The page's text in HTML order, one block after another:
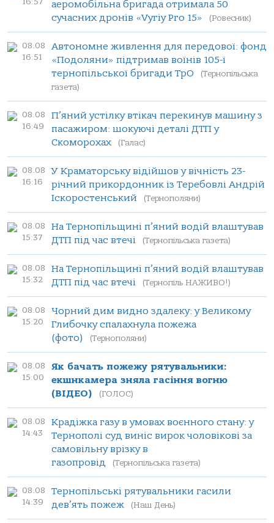
аеромобільна бригада отримала 50
сучасних дронів «Vyriy Pro 15»
(Ровесник)
08.08
16:51
Автономне живлення для передової: фонд
«Подоляни» підтримав воїнів 105-ї
тернопільської бригади ТрО
(Тернопільська
газета)
08.08
16:49
П’яний устілку втікач перекинув машину з
пасажиром: шокуючі деталі ДТП у
Скоморохах
(Галас)
08.08
16:16
У Краматорську відійшов у вічність 23-
річний прикордонник із Теребовлі Андрій
Іскоростенський
(Тернополяни)
08.08
15:37
На Тернопільщині п’яний водій влаштував
ДТП під час втечі
(Тернопільська газета)
08.08
15:32
На Тернопільщині п’яний водій влаштував
ДТП під час втечі
(Тернопіль НАЖИВО!)
08.08
15:20
Чорний дим видно здалеку: у Великому
Глибочку спалахнула пожежа
(фото)
(Тернополяни)
08.08
15:00
Як бачать пожежу рятувальники:
екшнкамера зняла гасіння вогню
(ВІДЕО)
(ГОЛОС)
08.08
14:43
Крадіжка газу в умовах воєнного стану: у
Тернополі суд виніс вирок чоловікові за
самовільну врізку в
газопровід
(Тернопільська газета)
08.08
14:39
Тернопільські рятувальники гасили
дев’ять пожеж
(Наш День)